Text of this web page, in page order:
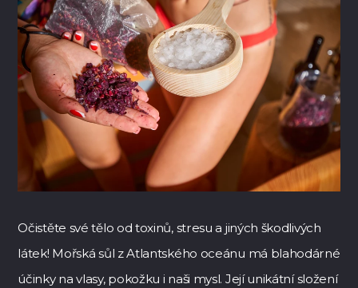
Očistěte své tělo od toxinů, stresu a jiných škodlivých
látek! Mořská sůl z Atlantského oceánu má blahodárné
účinky na vlasy, pokožku i naši mysl. Její unikátní složení